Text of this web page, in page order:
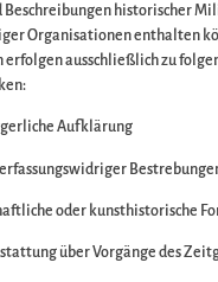
bitte die
Beschreibungen historischer
Organisationen enthalten
erfolgen ausschließlich zu
Aufklärung
oder kunsthistorische
über Vorgänge des